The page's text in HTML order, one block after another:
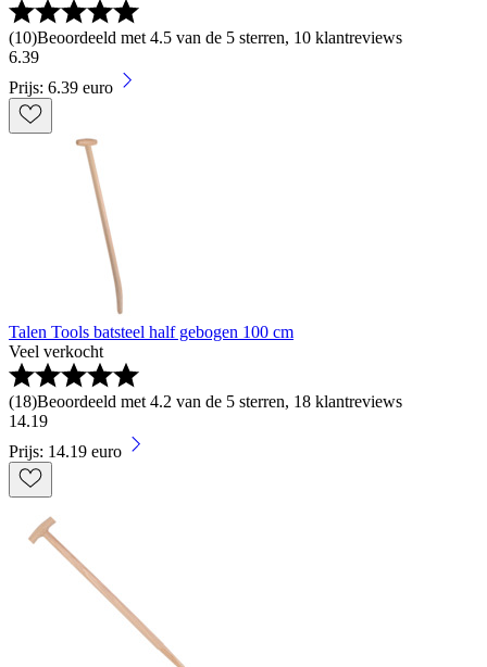
(10)Beoordeeld met 4.5 van de 5 sterren, 10 klantreviews
6.39
Prijs: 6.39 euro
Talen Tools batsteel half gebogen 100 cm
Veel verkocht
(18)Beoordeeld met 4.2 van de 5 sterren, 18 klantreviews
14.19
Prijs: 14.19 euro